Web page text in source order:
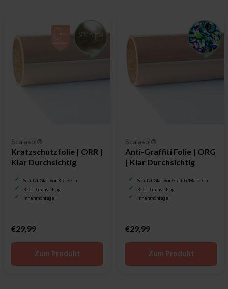
Scalasol®
Kratzschutzfolie | ORR |
Klar Durchsichtig
Schützt Glas vor Kratzern
Klar Durchsichtig
Innenmontage
€29,99
Zum Produkt
Scalasol®
Anti-Graffiti Folie | ORG
| Klar Durchsichtig
Schützt Glas vor Graffiti/Markern
Klar Durchsichtig
Innenmontage
€29,99
Zum Produkt